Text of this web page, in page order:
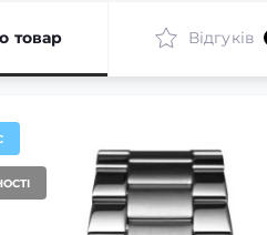
товар Відгуків